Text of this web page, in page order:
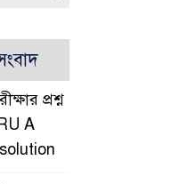
প্রশ্ন
A